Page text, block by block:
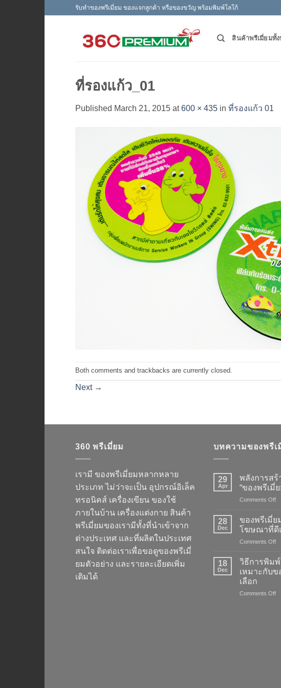
รับทำของพรีเมี่ยม ของแจกลูกค้า หรือของขวัญ พร้อมพิมพ์โลโก้
สินค้าพรีเมี่ยมทั้
ที่รองแก้ว_01
Published March 21, 2015 at600 × 435 in ที่รองแก้ว 01
Both comments and trackbacks are currently closed.
Next →
360 พรีเมี่ยม
เรามี ของพรีเมี่ยมหลากหลาย
ประเภท ไม่ว่าจะเป็น อุปกรณ์อิเล็ค
ทรอนิคส์ เครื่องเขียน ของใช้
ภายในบ้าน เครื่องแต่งกาย สินค้า
พรีเมี่ยมของเรามีทั้งที่นำเข้าจาก
ต่างประเทศ และที่ผลิตในประเทศ
สนใจ ติดต่อเราเพื่อขอดูของพรีเมี่
ยมตัวอย่าง และรายละเอียดเพิ่ม
เติมได้
บทความของพรีเ
29
Apr
พลังการสร้
“ของพรีเมี่ย
Comments Offon
สร้
แ
ขอ
พ
เมี่
28
Dec
ของพรีเมี่ย
โฆษณาที่ดี
Comments Offon
พ
ย
สื่อ
18
Dec
วิธีการพิม
เหมาะกับ
เลือก
Comments Offon